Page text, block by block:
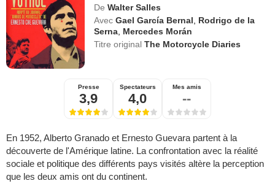
De Walter Salles
Avec Gael García Bernal
Rodrigo de la
Serna Mercedes Morán
Titre originalThe Motorcycle Diaries
Presse
3,9
Spectateurs
4,0
Mes amis
--
En 1952, Alberto Granado et Ernesto Guevara partent à la
découverte de l'Amérique latine. La confrontation avec la réalité
sociale et politique des différents pays visités altère la perception
que les deux amis ont du continent.